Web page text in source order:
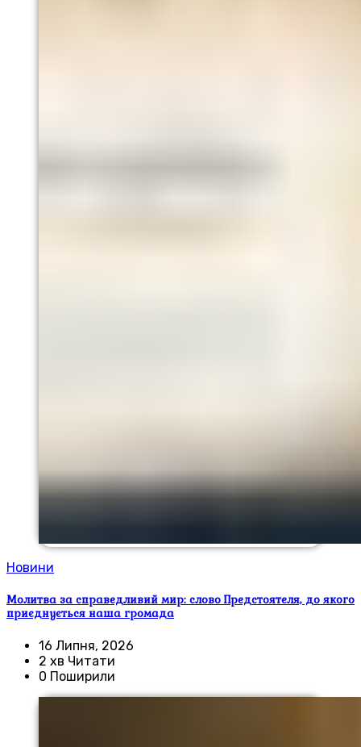
Новини
Молитва за справедливий мир: слово Предстоятеля, до якого
приєднується наша громада
16 Липня, 2026
2 хв Читати
0 Поширили